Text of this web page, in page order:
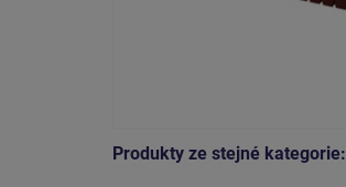
Produkty ze stejné kategorie: